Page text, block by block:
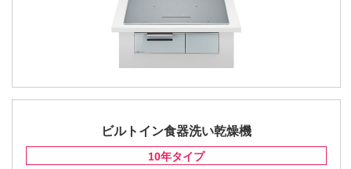
ビルトイン食器洗い乾燥機
10年タイプ